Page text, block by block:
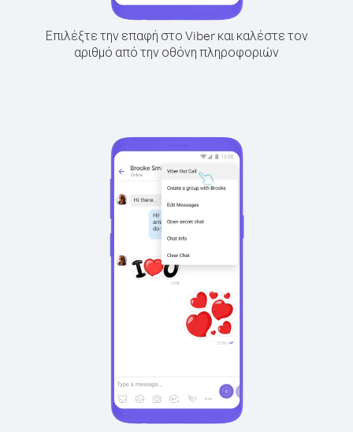
Επιλέξτε την επαφή στο Viber και καλέστε τον
αριθμό από την οθόνη πληροφοριών